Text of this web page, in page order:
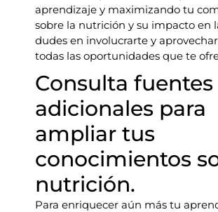
aprendizaje y maximizando tu
sobre la nutrición y su impacto en
dudes en involucrarte y
todas las oportunidades que te
Consulta fuentes
adicionales para
ampliar tus
conocimientos
nutrición.
Para enriquecer aún más tu